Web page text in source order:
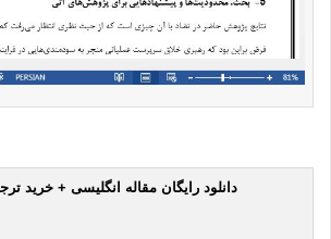
دانلود رایگان مقاله انگلیسی + خرید